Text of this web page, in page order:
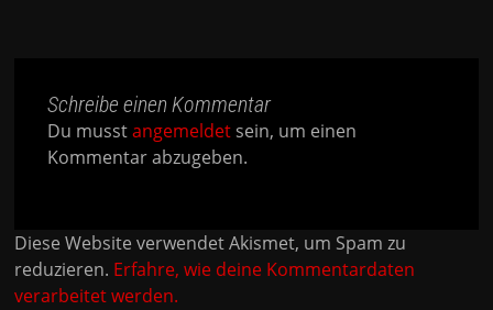
Schreibe einen Kommentar
Du musstangemeldet sein, um einen
Kommentar abzugeben.
Diese Website verwendet Akismet, um Spam zu
reduzieren. Erfahre, wie deine Kommentardaten
verarbeitet werden.